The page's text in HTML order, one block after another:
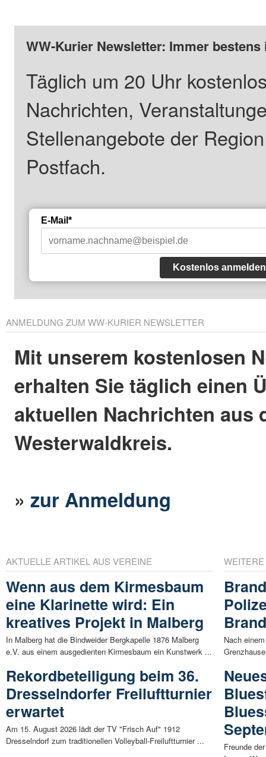
WW-Kurier Newsletter: Immer
Täglich um 20 Uhr
Nachrichten,
Stellenangebote der
Postfach.
E-Mail*
Kostenlos anmelden
ANMELDUNG ZUM WW-KURIER NEWSLETTER
Mit unserem kostenlosen
erhalten Sie täglich einen
aktuellen Nachrichten aus
Westerwaldkreis.
»zur Anmeldung
AKTUELLE ARTIKEL AUS VEREINE
Wenn aus dem Kirmesbaum
eine Klarinette wird: Ein
kreatives Projekt in Malberg
In Malberg hat die Bindweider Bergkapelle 1876 Malberg
e.V. aus einem ausgedienten Kirmesbaum ein Kunstwerk ...
Rekordbeteiligung beim 36.
Dresselndorfer Freiluftturnier
erwartet
Am 15. August 2026 lädt der TV "Frisch Auf" 1912
Dresselndorf zum traditionellen Volleyball-Freiluftturnier ...
Nach
Freunde